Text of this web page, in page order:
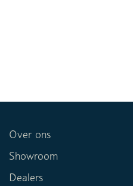
Over ons
Showroom
Dealers